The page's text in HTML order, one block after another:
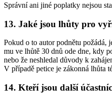
Správní ani jiné poplatky nejsou
13. Jaké jsou lhůty pro
Pokud o to autor podnětu požádá,
mu ve lhůtě 30 dnů ode dne, kdy
nebo že neshledal důvody k
V případě petice je zákonná lhůta
14. Kteří jsou další